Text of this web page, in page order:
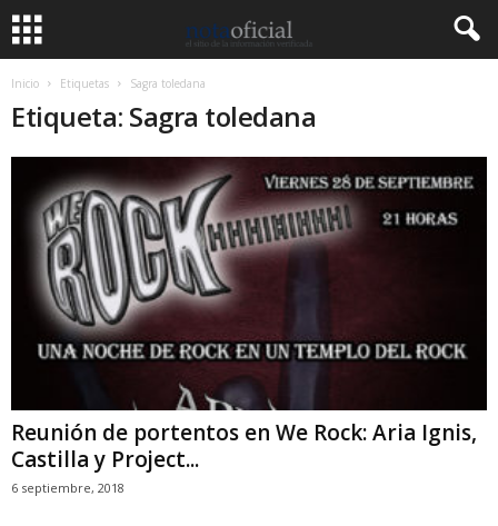
Inicio Etiquetas Sagra toledana
Etiqueta: Sagra toledana
Reunión de portentos en We Rock: Aria Ignis,
Castilla y Project...
6 septiembre, 2018